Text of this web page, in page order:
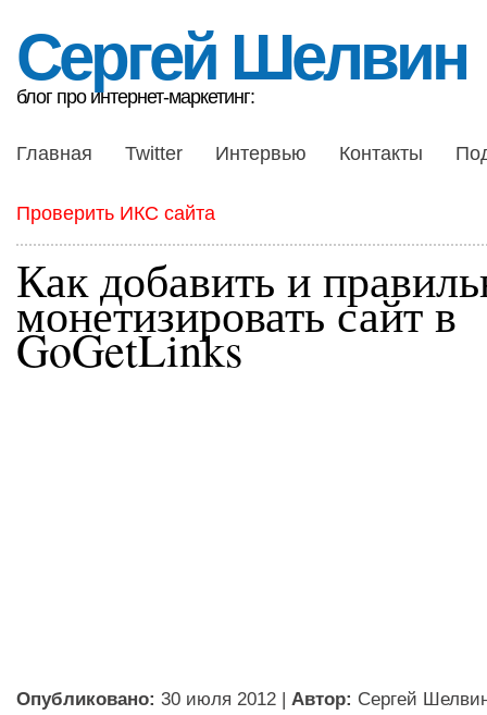
Сергей Шелвин
блог про интернет-маркетинг:
Главная Twitter Интервью Контакты
Проверить ИКС сайта
Как добавить и
монетизировать сайт в
GoGetLinks
Опубликовано: 30 июля 2012 | Автор: Сергей